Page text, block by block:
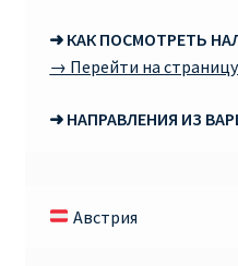
Херсона от € 15
RYANAIR.COM НА
АВИАБИЛЕТЫ RYANAIR ОТ
➜ КАК ПОСМОТРЕТЬ
→ Перейти на
➜ НАПРАВЛЕНИЯ ИЗ
Австрия